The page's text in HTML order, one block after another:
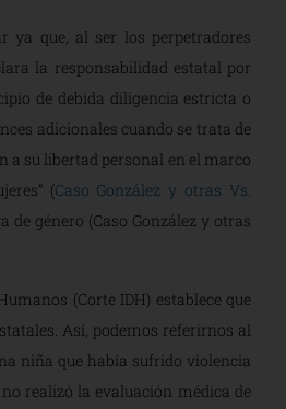
ya que, al ser los perpetradores
la responsabilidad estatal por
de debida diligencia estricta o
adicionales cuando se trata de
a su libertad personal en el marco
(Caso González y otras Vs.
de género (Caso González y otras
(Corte IDH) establece que
Así, podemos referirnos al
niña que había sufrido violencia
realizó la evaluación médica de